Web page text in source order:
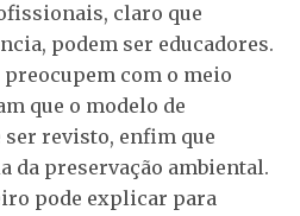
claro que
podem ser educadores.
com o meio
que o modelo de
ser revisto, enfim que
da preservação ambiental.
pode explicar para